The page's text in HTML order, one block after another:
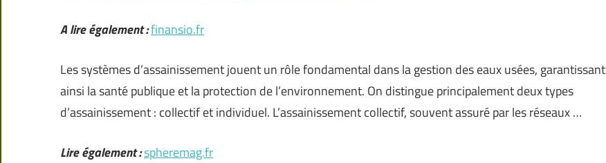
A lire également :finansio.fr
Les systèmes d’assainissement jouent un rôle fondamental dans la gestion des eaux usées, garantissant
ainsi la santé publique et la protection de l’environnement. On distingue principalement deux types
d’assainissement : collectif et individuel. L’assainissement collectif, souvent assuré par les réseaux …
Lire également :spheremag.fr